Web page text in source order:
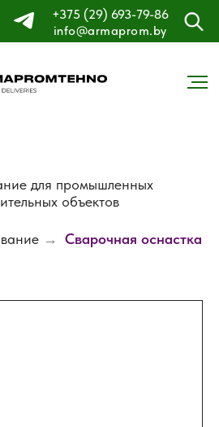
+375 (29) 693-79-86
info@armaprom.by
для промышленных
объектов
→ Сварочная оснастка